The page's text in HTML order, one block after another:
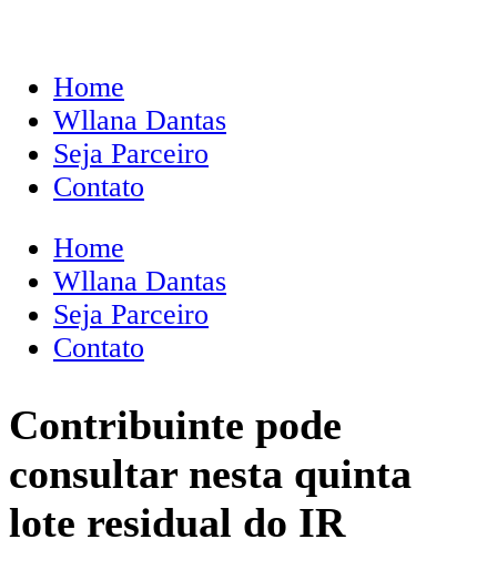
Home
Wllana Dantas
Seja Parceiro
Contato
Home
Wllana Dantas
Seja Parceiro
Contato
Contribuinte pode
consultar nesta quinta
lote residual do IR